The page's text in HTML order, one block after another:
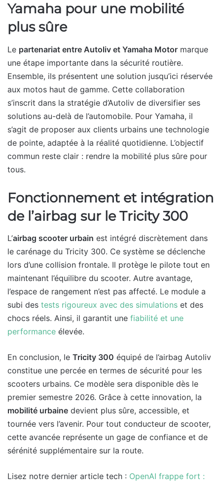
Yamaha pour une mobilité
plus sûre
Le partenariat entre Autoliv et Yamaha Motor marque
une étape importante dans la sécurité routière.
Ensemble, ils présentent une solution jusqu’ici réservée
aux motos haut de gamme. Cette collaboration
s’inscrit dans la stratégie d’Autoliv de diversifier ses
solutions au-delà de l’automobile. Pour Yamaha, il
s’agit de proposer aux clients urbains une technologie
de pointe, adaptée à la réalité quotidienne. L’objectif
commun reste clair : rendre la mobilité plus sûre pour
tous.
Fonctionnement et intégration
de l’airbag sur le Tricity 300
L’airbag scooter urbain est intégré discrètement dans
le carénage du Tricity 300. Ce système se déclenche
lors d’une collision frontale. Il protège le pilote tout en
maintenant l’équilibre du scooter. Autre avantage,
l’espace de rangement n’est pas affecté. Le module a
subi des tests rigoureux avec des simulations et des
chocs réels. Ainsi, il garantit une fiabilité et une
performance élevée.
En conclusion, le Tricity 300 équipé de l’airbag Autoliv
constitue une percée en termes de sécurité pour les
scooters urbains. Ce modèle sera disponible dès le
premier semestre 2026. Grâce à cette innovation, la
mobilité urbaine devient plus sûre, accessible, et
tournée vers l’avenir. Pour tout conducteur de scooter,
cette avancée représente un gage de confiance et de
sérénité supplémentaire sur la route.
Lisez notre dernier article tech : OpenAI frappe fort :